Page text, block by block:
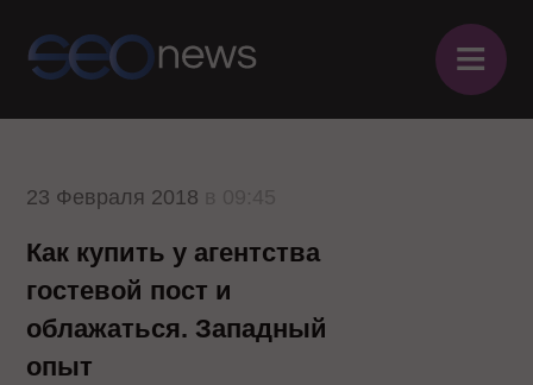
≡
23 Февраля 2018
Как купить у агентства
гостевой пост и
облажаться. Западный
опыт